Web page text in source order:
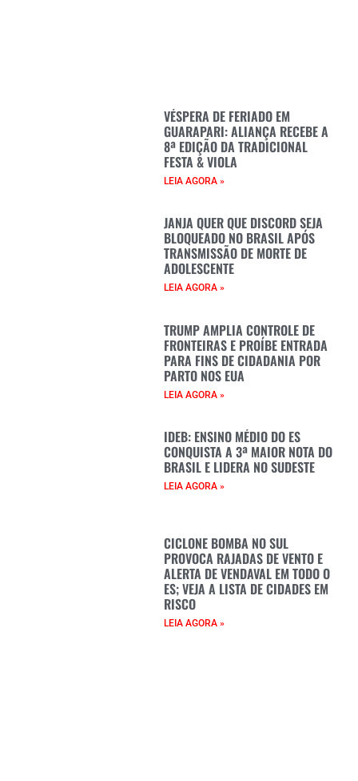
VÉSPERA DE FERIADO EM
GUARAPARI: ALIANÇA RECEBE A
8ª EDIÇÃO DA TRADICIONAL
FESTA & VIOLA
LEIA AGORA »
JANJA QUER QUE DISCORD SEJA
BLOQUEADO NO BRASIL APÓS
TRANSMISSÃO DE MORTE DE
ADOLESCENTE
LEIA AGORA »
TRUMP AMPLIA CONTROLE DE
FRONTEIRAS E PROÍBE ENTRADA
PARA FINS DE CIDADANIA POR
PARTO NOS EUA
LEIA AGORA »
IDEB: ENSINO MÉDIO DO ES
CONQUISTA A 3ª MAIOR NOTA DO
BRASIL E LIDERA NO SUDESTE
LEIA AGORA »
CICLONE BOMBA NO SUL
PROVOCA RAJADAS DE VENTO E
ALERTA DE VENDAVAL EM TODO O
ES; VEJA A LISTA DE CIDADES EM
RISCO
LEIA AGORA »